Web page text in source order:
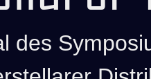
des